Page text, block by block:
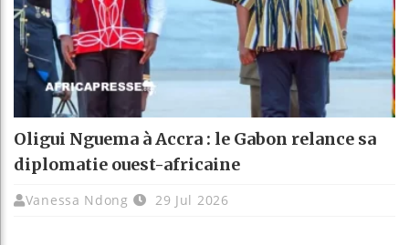
Oligui Nguema à Accra : le Gabon relance sa
diplomatie ouest-africaine
Vanessa Ndong 29 Jul 2026